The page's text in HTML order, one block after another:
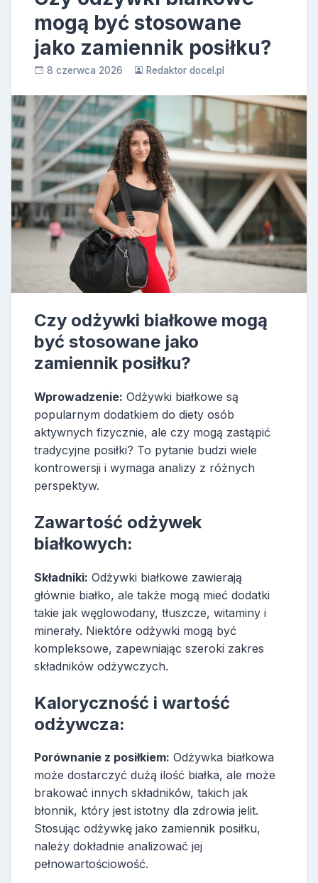
mogą być stosowane
jako zamiennik posiłku?
8 czerwca 2026 Redaktor docel.pl
Czy odżywki białkowe mogą
być stosowane jako
zamiennik posiłku?
Wprowadzenie: Odżywki białkowe są
popularnym dodatkiem do diety osób
aktywnych fizycznie, ale czy mogą zastąpić
tradycyjne posiłki? To pytanie budzi wiele
kontrowersji i wymaga analizy z różnych
perspektyw.
Zawartość odżywek
białkowych:
Składniki: Odżywki białkowe zawierają
głównie białko, ale także mogą mieć dodatki
takie jak węglowodany, tłuszcze, witaminy i
minerały. Niektóre odżywki mogą być
kompleksowe, zapewniając szeroki zakres
składników odżywczych.
Kaloryczność i wartość
odżywcza:
Porównanie z posiłkiem: Odżywka białkowa
może dostarczyć dużą ilość białka, ale może
brakować innych składników, takich jak
błonnik, który jest istotny dla zdrowia jelit.
Stosując odżywkę jako zamiennik posiłku,
należy dokładnie analizować jej
pełnowartościowość.